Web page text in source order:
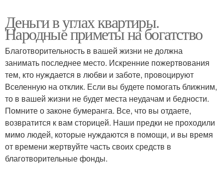
Деньги в углах квартиры.
Народные приметы на богатство
Благотворительность в вашей жизни не должна
занимать последнее место. Искренние пожертвования
тем, кто нуждается в любви и заботе, провоцируют
Вселенную на отклик. Если вы будете помогать ближним,
то в вашей жизни не будет места неудачам и бедности.
Помните о законе бумеранга. Все, что вы отдаете,
возвратится к вам сторицей. Наши предки не проходили
мимо людей, которые нуждаются в помощи, и вы время
от времени жертвуйте часть своих средств в
благотворительные фонды.